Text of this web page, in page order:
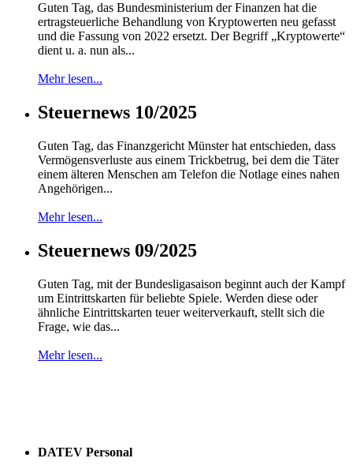
Guten Tag, das Bundesministerium der Finanzen hat die
ertragsteuerliche Behandlung von Kryptowerten neu gefasst
und die Fassung von 2022 ersetzt. Der Begriff „Kryptowerte“
dient u. a. nun als...
Mehr lesen...
Steuernews 10/2025
Guten Tag, das Finanzgericht Münster hat entschieden, dass
Vermögensverluste aus einem Trickbetrug, bei dem die Täter
einem älteren Menschen am Telefon die Notlage eines nahen
Angehörigen...
Mehr lesen...
Steuernews 09/2025
Guten Tag, mit der Bundesligasaison beginnt auch der Kampf
um Eintrittskarten für beliebte Spiele. Werden diese oder
ähnliche Eintrittskarten teuer weiterverkauft, stellt sich die
Frage, wie das...
Mehr lesen...
DATEV Personal